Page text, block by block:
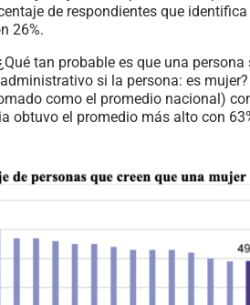
de respondientes que
26%.
tan probable es que una
si la persona: es mujer?
como el promedio nacional)
obtuvo el promedio más alto con